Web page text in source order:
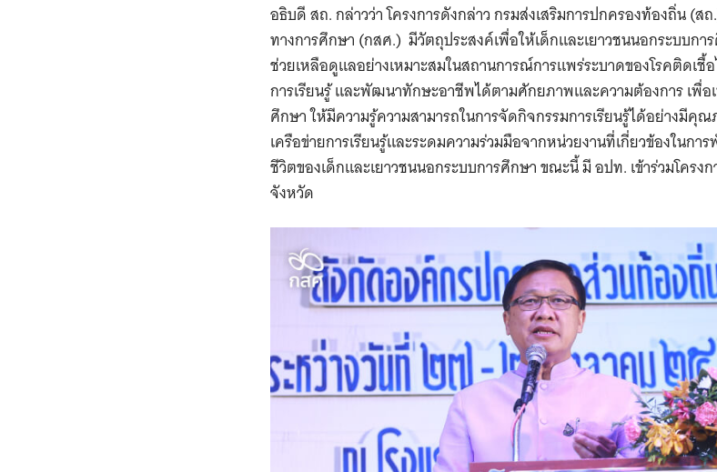
for:
อธิบดี สถ. กล่าวว่า โครงการดังกล่าว กรมส่งเสริมการปกครองท้องถิ่น (
ทางการศึกษา (กสศ.) มีวัตถุประสงค์เพื่อให้เด็กและเยาวชนนอกระบบก
ช่วยเหลือดูแลอย่างเหมาะสมในสถานการณ์การแพร่ระบาดของโรคติดเชื้อ
การเรียนรู้ และพัฒนาทักษะอาชีพได้ตามศักยภาพและความต้องการ เพื่
ศึกษา ให้มีความรู้ความสามารถในการจัดกิจกรรมการเรียนรู้ได้อย่างมี
เครือข่ายการเรียนรู้และระดมความร่วมมือจากหน่วยงานที่เกี่ยวข้องใน
ชีวิตของเด็กและเยาวชนนอกระบบการศึกษา ขณะนี้ มี อปท. เข้าร่วมโครง
จังหวัด